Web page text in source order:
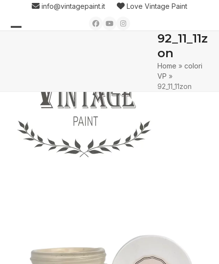
content
info@vintagepaint.it Love Vintage Paint
Facebook
YouTubeInstagram
92_11_11z
on
Home »colori
VP »
92_11_11zon